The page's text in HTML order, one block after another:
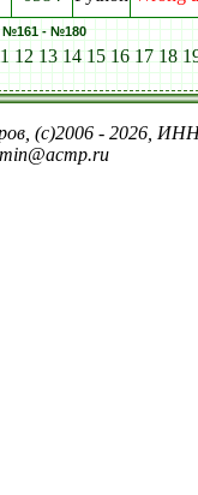
№161 - №180
12 13 14 15 16 17 18
(c)2006 - 2026,